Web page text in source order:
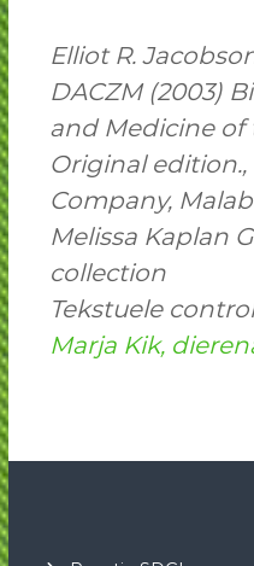
Elliot R.
DACZM (2003)
and Medicine of
Original
Company,
Melissa Kaplan
collection
Tekstuele
Marja Kik,